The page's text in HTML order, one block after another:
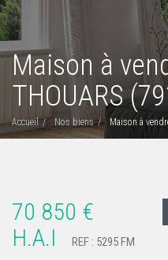
Accueil Nos biens Maison à
Maison à
THOUARS
70 850 €
H.A.I
REF : 5295 FM